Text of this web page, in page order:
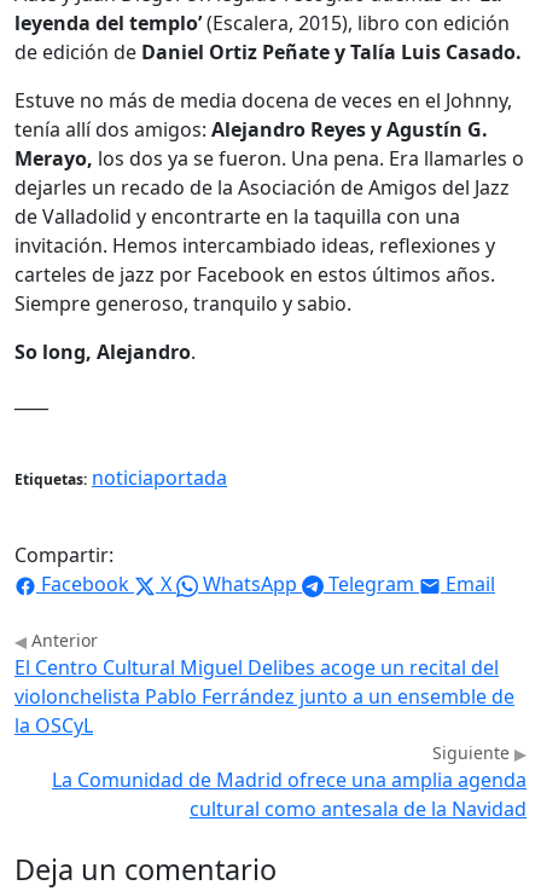
leyenda del templo’(Escalera, 2015), libro con edición
de edición de Daniel Ortiz Peñate y Talía Luis Casado.
Estuve no más de media docena de veces en el Johnny,
tenía allí dos amigos: Alejandro Reyes y Agustín G.
Merayo, los dos ya se fueron. Una pena. Era llamarles o
dejarles un recado de la Asociación de Amigos del Jazz
de Valladolid y encontrarte en la taquilla con una
invitación. Hemos intercambiado ideas, reflexiones y
carteles de jazz por Facebook en estos últimos años.
Siempre generoso, tranquilo y sabio.
So long, Alejandro.
Etiquetas: noticiaportada
Compartir:
Facebook
X WhatsApp Telegram Email
Anterior
El Centro Cultural Miguel Delibes acoge un recital del
violonchelista Pablo Ferrández junto a un ensemble de
la OSCyL
Siguiente
La Comunidad de Madrid ofrece una amplia agenda
cultural como antesala de la Navidad
Deja un comentario